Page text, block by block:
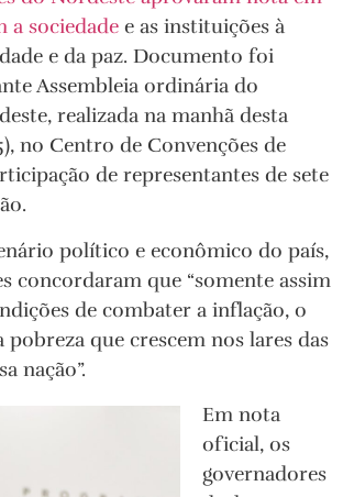
a sociedade e as instituições à
e da paz. Documento foi
Assembleia ordinária do
realizada na manhã desta
no Centro de Convenções de
de representantes de sete
político e econômico do país,
concordaram que “somente assim
de combater a inflação, o
pobreza que crescem nos lares das
nação”.
Em nota
oficial, os
governadores